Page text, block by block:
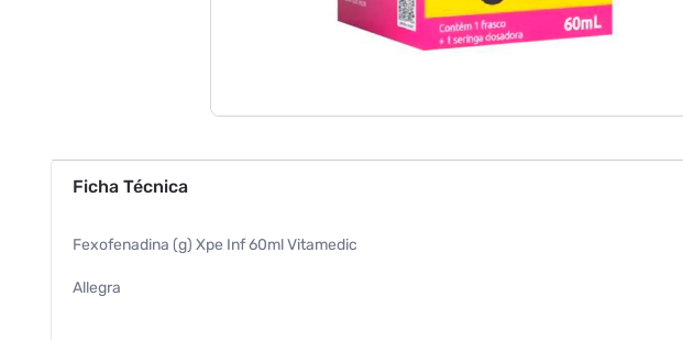
Ficha Técnica
Fexofenadina (g) Xpe Inf 60ml Vitamedic
Allegra